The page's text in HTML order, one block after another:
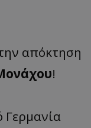
απόκτηση
!